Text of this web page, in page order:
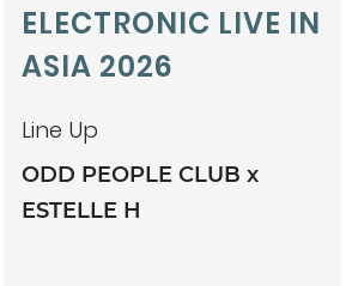
ELECTRONIC LIVE IN
ASIA 2026
Line Up
ODD PEOPLE CLUB x
ESTELLE H